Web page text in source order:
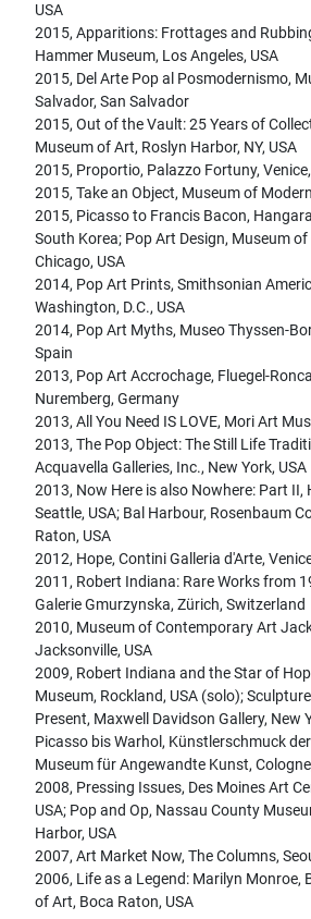
USA
2015, Apparitions: Frottages and
Hammer Museum, Los Angeles, USA
2015, Del Arte Pop al Posmodernismo,
Salvador, San Salvador
2015, Out of the Vault: 25 Years of
Museum of Art, Roslyn Harbor, NY, USA
2015, Proportio, Palazzo Fortuny,
2015, Take an Object, Museum of
2015, Picasso to Francis Bacon,
South Korea; Pop Art Design, Museum
Chicago, USA
2014, Pop Art Prints, Smithsonian
Washington, D.C., USA
2014, Pop Art Myths, Museo Thyssen-
Spain
2013, Pop Art Accrochage, Fluegel-
Nuremberg, Germany
2013, All You Need IS LOVE, Mori Art
2013, The Pop Object: The Still Life
Acquavella Galleries, Inc., New York, USA
2013, Now Here is also Nowhere: Part II,
Seattle, USA; Bal Harbour, Rosenbaum
Raton, USA
2012, Hope, Contini Galleria d'Arte,
2011, Robert Indiana: Rare Works from
Galerie Gmurzynska, Zürich, Switzerland
2010, Museum of Contemporary Art
Jacksonville, USA
2009, Robert Indiana and the Star of
Museum, Rockland, USA (solo);
Present, Maxwell Davidson Gallery, New
Picasso bis Warhol, Künstlerschmuck
Museum für Angewandte Kunst,
2008, Pressing Issues, Des Moines Art
USA; Pop and Op, Nassau County
Harbor, USA
2007, Art Market Now, The Columns,
2006, Life as a Legend: Marilyn Monroe,
of Art, Boca Raton, USA